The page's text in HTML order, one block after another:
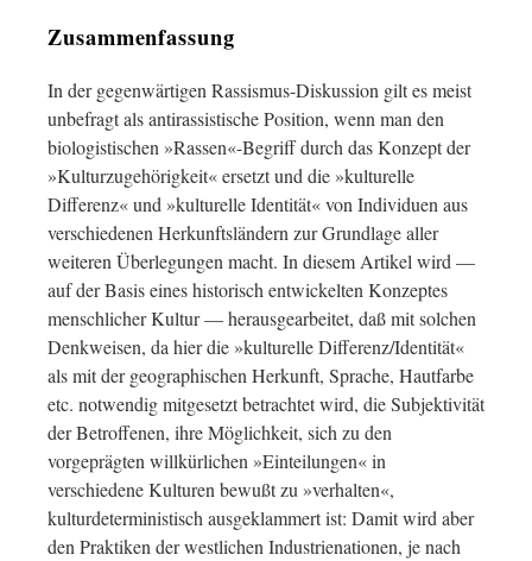
Zusammenfassung
In der gegenwärtigen Rassismus-Diskussion gilt es meist
unbefragt als antirassistische Position, wenn man den
biologistischen »Rassen«-Begriff durch das Konzept der
»Kulturzugehörigkeit« ersetzt und die »kulturelle
Differenz« und »kulturelle Identität« von Individuen aus
verschiedenen Herkunftsländern zur Grundlage aller
weiteren Überlegungen macht. In diesem Artikel wird —
auf der Basis eines historisch entwickelten Konzeptes
menschlicher Kultur — herausgearbeitet, daß mit solchen
Denkweisen, da hier die »kulturelle Differenz/Identität«
als mit der geographischen Herkunft, Sprache, Hautfarbe
etc. notwendig mitgesetzt betrachtet wird, die Subjektivität
der Betroffenen, ihre Möglichkeit, sich zu den
vorgeprägten willkürlichen »Einteilungen« in
verschiedene Kulturen bewußt zu »verhalten«,
kulturdeterministisch ausgeklammert ist: Damit wird aber
den Praktiken der westlichen Industrienationen, je nach